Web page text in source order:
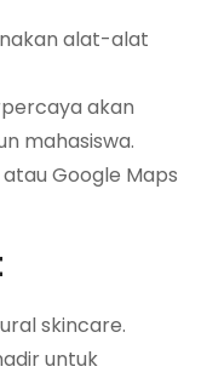
alat-alat
akan
mahasiswa.
Google Maps
skincare.
untuk